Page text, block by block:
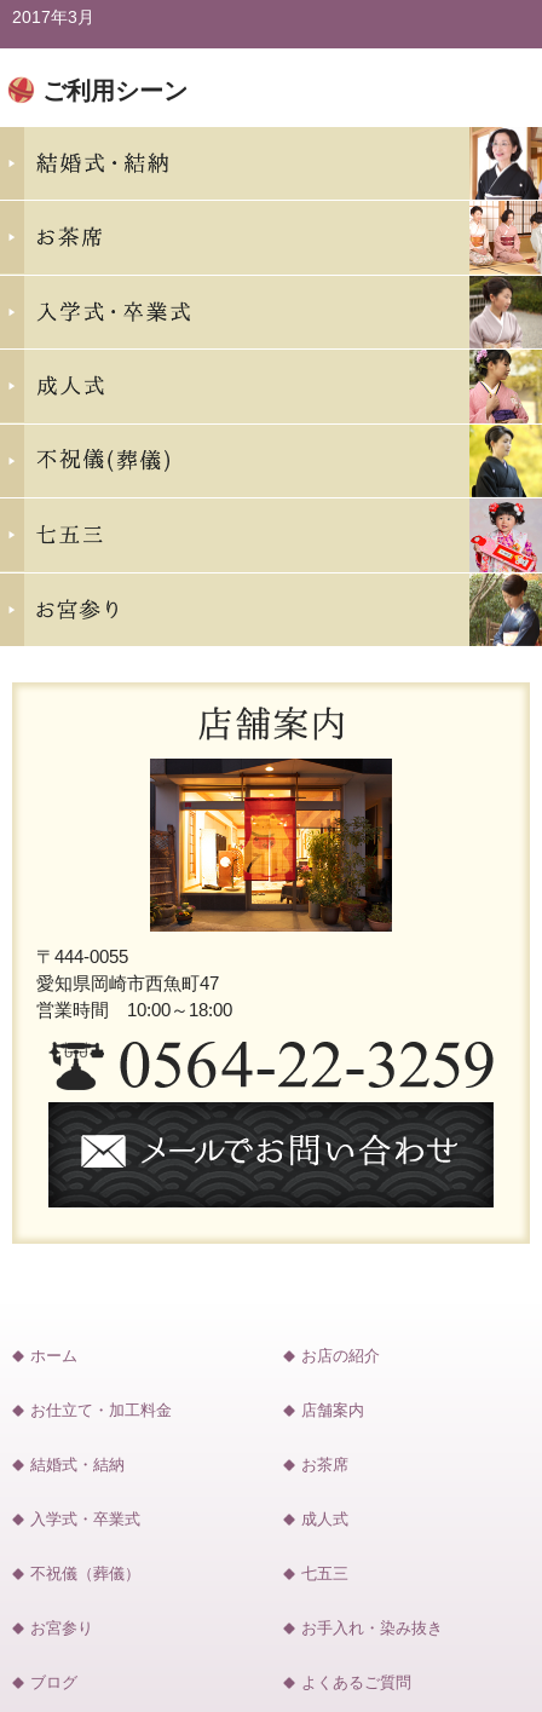
2017年3月
ご利用シーン
〒444-0055
愛知県岡崎市西魚町47
営業時間 10:00～18:00
ホーム お店の紹介
お仕立て・加工料金 店舗案内
結婚式・結納 お茶席
入学式・卒業式 成人式
不祝儀（葬儀） 七五三
お宮参り お手入れ・染み抜き
ブログ よくあるご質問